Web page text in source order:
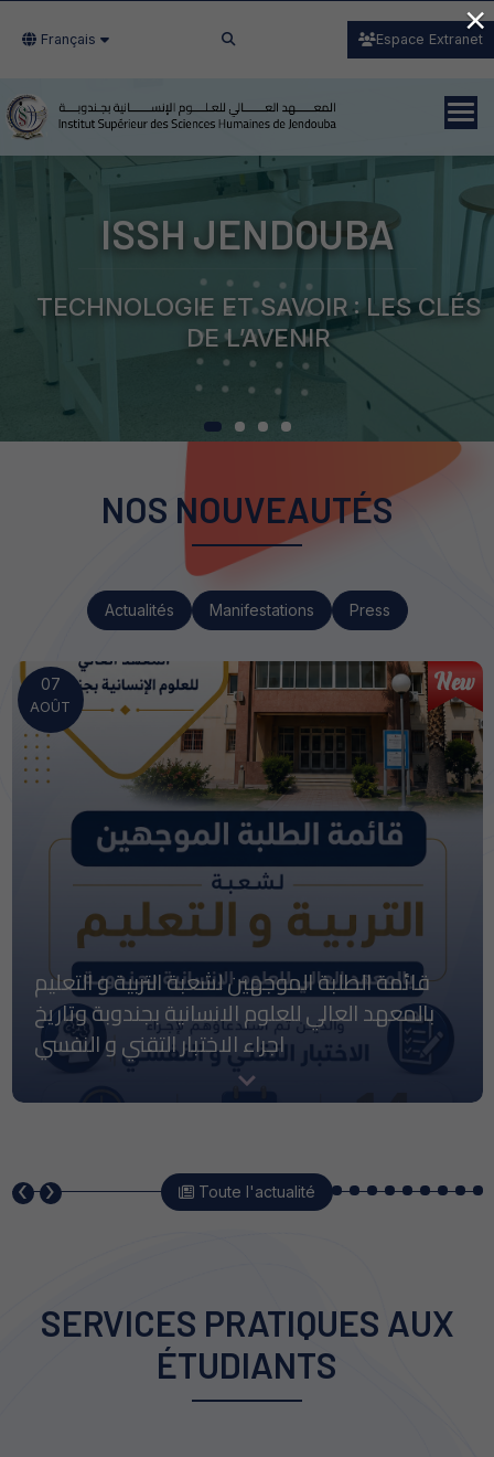
Français Espace Extranet
ISSH JENDOUBA
TECHNOLOGIE ET SAVOIR : LES CLÉS
DE L’AVENIR
NOS NOUVEAUTÉS
Actualités Manifestations Press
08
JUIL.
بلاغ حول الترشح للتدريس بصفة استاذ عرضي
بعنوان السنة الجامعية 2026/2027
‹ › Toute l'actualité
SERVICES PRATIQUES AUX
ÉTUDIANTS
×